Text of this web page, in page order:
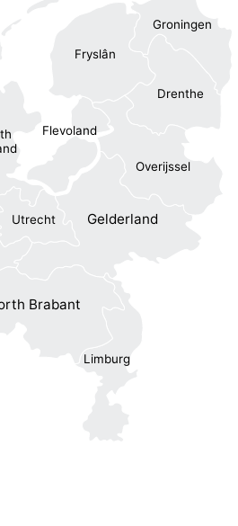
Drenthe
Flevoland
Fryslân
Gelderland
Groningen
Limburg
Brabant
Overijssel
Utrecht